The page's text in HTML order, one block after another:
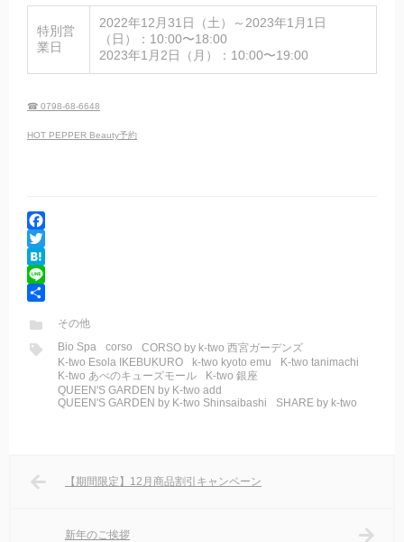
特別営
業日
2022年12月31日（土）～2023年1月1日
（日）：10:00〜18:00
2023年1月2日（月）：10:00〜19:00
☎ 0798-68-6648
HOT PEPPER Beauty予約
F
a
c
e
o
o
T
w
e
H
a
e
n
L
n
e
有
その他
Bio Spa
corso
CORSO by k-two 西宮ガーデンズ
K-two Esola IKEBUKURO
k-two kyoto emu
K-two tanimachi
K-two あべのキューズモール
K-two 銀座
QUEEN'S GARDEN by K-two add
QUEEN'S GARDEN by K-two Shinsaibashi
SHARE by k-two
【期間限定】12月商品割引キャンペーン
新年のご挨拶